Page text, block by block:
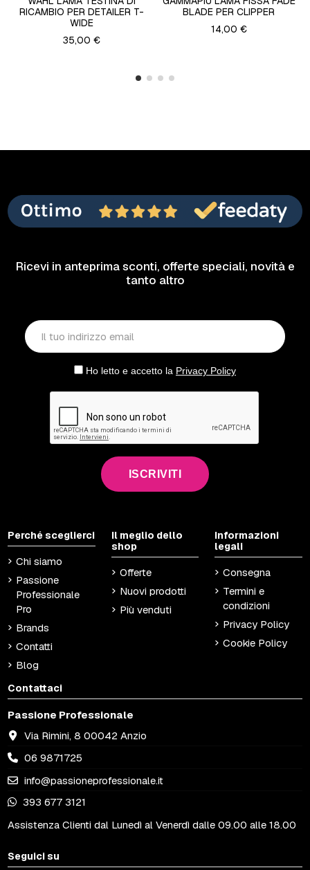
RICAMBIO PER DETAILER T-
WIDE
35,00 €
BLADE PER CLIPPER
14,00 €
Ricevi in anteprima sconti, offerte speciali, novità e
tanto altro
Ho letto e accetto la Privacy Policy
ISCRIVITI
Perché sceglierci
Chi siamo
Passione
Professionale
Pro
Brands
Contatti
Blog
Il meglio dello
shop
Offerte
Nuovi prodotti
Più venduti
Informazioni
legali
Consegna
Termini e
condizioni
Privacy Policy
Cookie Policy
Contattaci
Passione Professionale
Via Rimini, 8 00042 Anzio
06 9871725
info@passioneprofessionale.it
393 677 3121
Assistenza Clienti dal Lunedì al Venerdì dalle 09.00 alle 18.00
Seguici su